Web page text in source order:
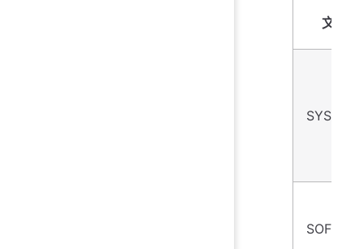
文件名
SYSTEM